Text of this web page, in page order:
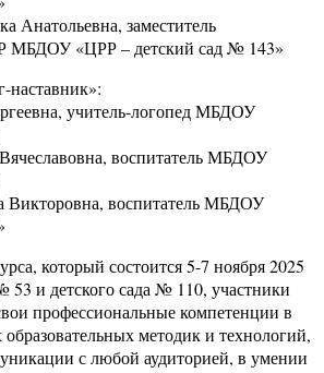
Анатольевна, заместитель
МБДОУ «ЦРР – детский сад № 143»
наставник»:
учитель-логопед МБДОУ
воспитатель МБДОУ
Викторовна, воспитатель МБДОУ
который состоится 5-7 ноября 2025
53 и детского сада № 110, участники
профессиональные компетенции в
методик и технологий,
с любой аудиторией, в умении